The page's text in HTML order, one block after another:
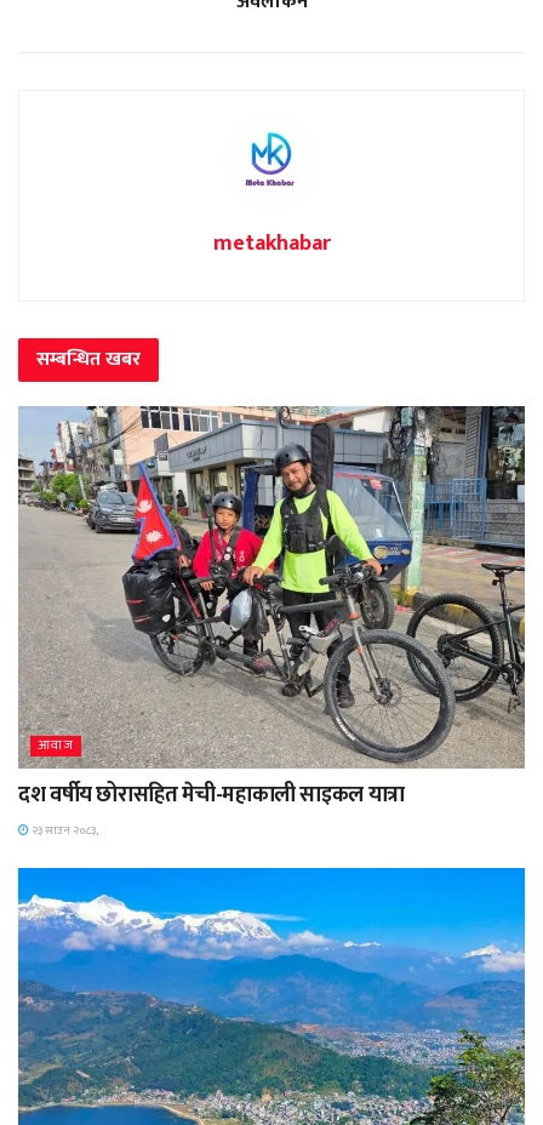
metakhabar
सम्बन्धितखबर
आवाज
दश वर्षीय छोरासहित मेची-महाकाली साइकल यात्रा
२३ साउन २०८३,